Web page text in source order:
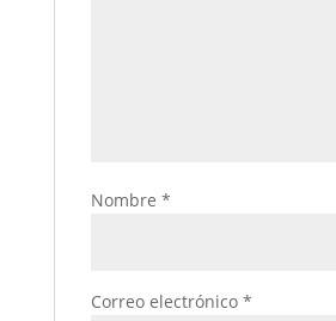
Nombre *
Correo electrónico *